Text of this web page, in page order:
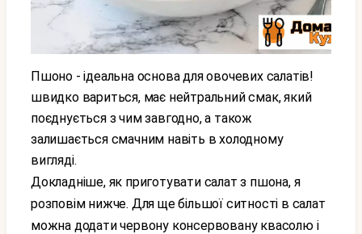
Пшоно - ідеальна основа для овочевих салатів!
швидко вариться, має нейтральний смак, який
поєднується з чим завгодно, а також
залишається смачним навіть в холодному
вигляді.
Докладніше, як приготувати салат з пшона, я
розповім нижче. Для ще більшої ситності в салат
можна додати червону консервовану квасолю і